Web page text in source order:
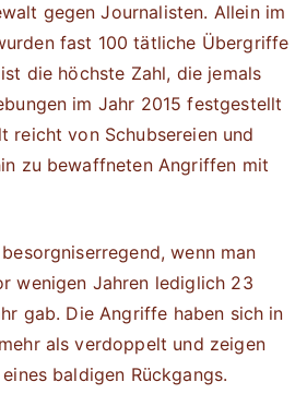
gegen Journalisten. Allein im
fast 100 tätliche Übergriffe
die höchste Zahl, die jemals
im Jahr 2015 festgestellt
reicht von Schubsereien und
zu bewaffneten Angriffen mit
wenn man
wenigen Jahren lediglich 23
gab. Die Angriffe haben sich in
als verdoppelt und zeigen
baldigen Rückgangs.